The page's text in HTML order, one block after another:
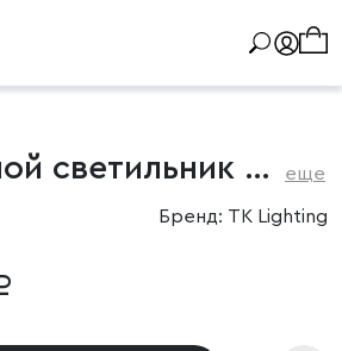
Подвесной светильник с тканевым плафоном еще
Бренд: TK Lighting